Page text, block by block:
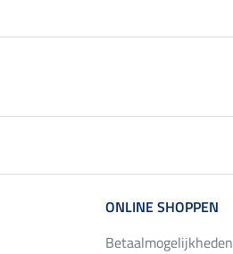
ONLINE SHOPPEN
Betaalmogelijkheden